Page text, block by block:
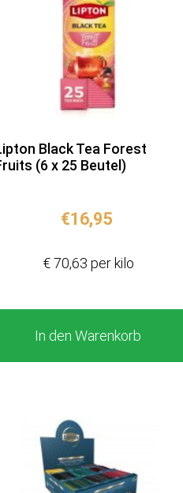
Black Tea Forest
(6 x 25 Beutel)
€16,95
In den Warenkorb
€ 70,63 per kilo